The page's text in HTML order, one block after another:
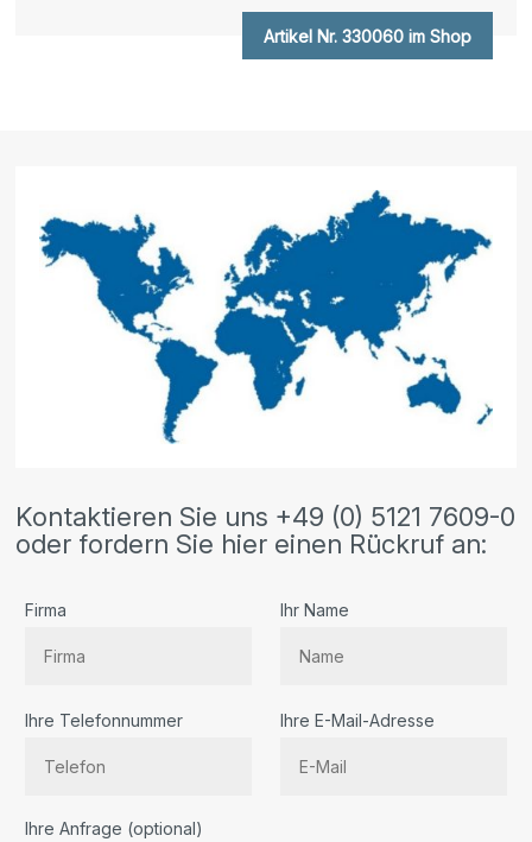
Artikel Nr. 330060 im Shop
Kontaktieren Sie uns +49 (0) 5121 7609-0
oder fordern Sie hier einen Rückruf an:
Firma Ihr Name
Ihre Telefonnummer Ihre E-Mail-Adresse
Ihre Anfrage (optional)